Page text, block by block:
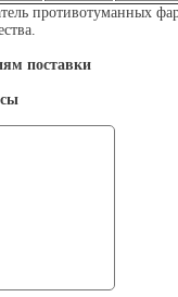
противотуманных
поставки